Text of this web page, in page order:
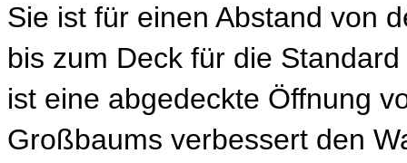
Sie ist für einen Abstand von
bis zum Deck für die
ist eine abgedeckte Öffnung
Großbaums verbessert den